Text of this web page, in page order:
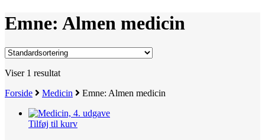
Emne: Almen medicin
Viser 1 resultat
Forside
Medicin Emne: Almen medicin
Tilføj til kurv